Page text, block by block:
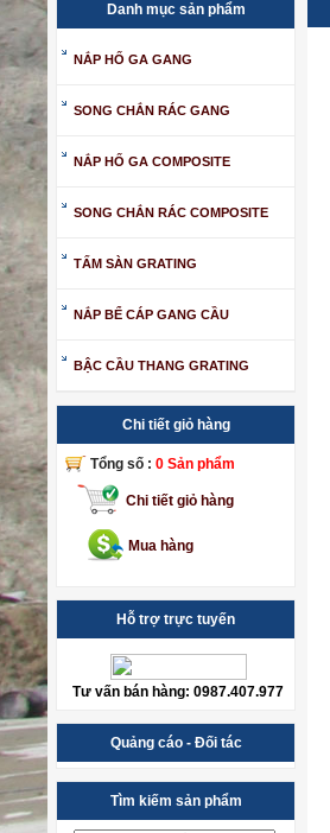
Danh mục sản phẩm
NẮP HỐ GA GANG
SONG CHẮN RÁC GANG
NẮP HỐ GA COMPOSITE
SONG CHẮN RÁC COMPOSITE
TẤM SÀN GRATING
NẮP BỂ CÁP GANG CẦU
BẬC CẦU THANG GRATING
Chi tiết giỏ hàng
Tổng số : 0 Sản phẩm
Chi tiết giỏ hàng
Mua hàng
Hỗ trợ trực tuyến
Tư vấn bán hàng: 0987.407.977
Quảng cáo - Đối tác
Tìm kiếm sản phẩm